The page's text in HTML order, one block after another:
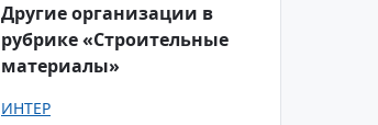
Другие организации в
рубрике «Строительные
материалы»
ИНТЕР